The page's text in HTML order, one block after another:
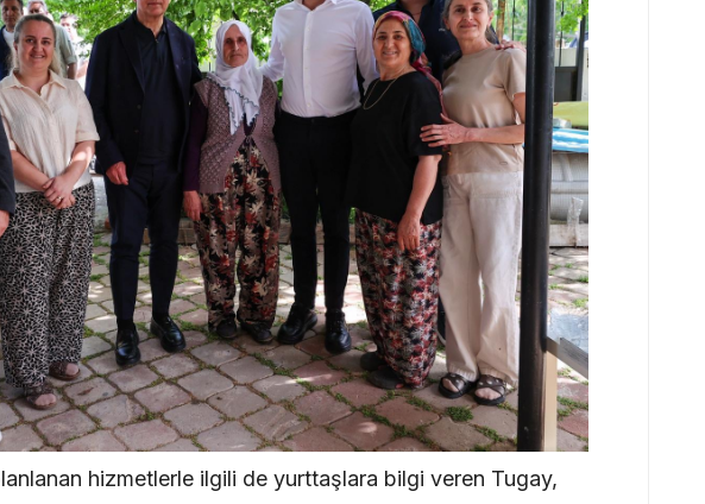
hizmetlerle ilgili de yurttaşlara bilgi veren Tugay,